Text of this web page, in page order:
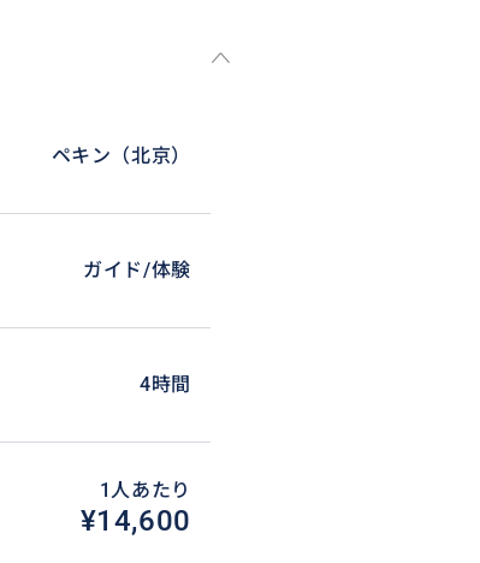
ペキン（北京）
ガイド/体験
4時間
1人あたり
¥14,600